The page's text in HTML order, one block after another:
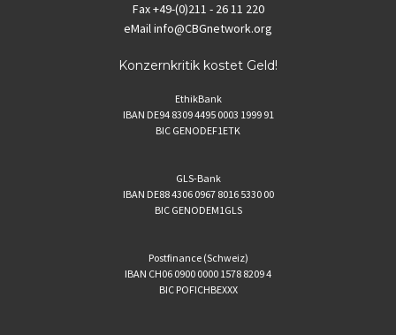
Fax+49-(0)211 - 26 11 220
eMailinfo@CBGnetwork.org
Konzernkritik kostet Geld!
EthikBank
IBAN DE94 8309 4495 0003 1999 91
BIC GENODEF1ETK
GLS-Bank
IBAN DE88 4306 0967 8016 5330 00
BIC GENODEM1GLS
Postfinance (Schweiz)
IBAN CH06 0900 0000 1578 8209 4
BIC POFICHBEXXX